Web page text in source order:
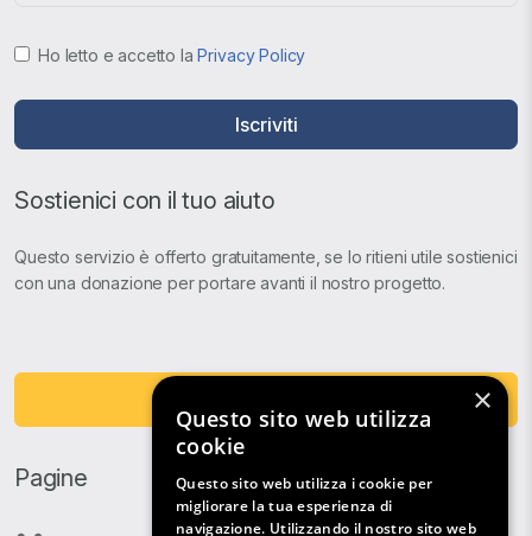
Ho letto e accetto laPrivacy Policy
Iscriviti
Sostienici con il tuo aiuto
Questo servizio è offerto gratuitamente, se lo ritieni utile sostienici
con una donazione per portare avanti il nostro progetto.
Pagine
×
Questo sito web utilizza
cookie
Questo sito web utilizza i cookie per
migliorare la tua esperienza di
navigazione. Utilizzando il nostro sito web